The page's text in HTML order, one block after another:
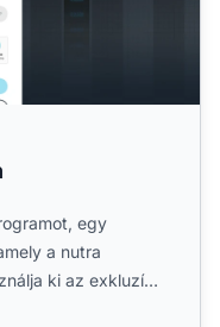
egy
a nutra
ki az exkluzív